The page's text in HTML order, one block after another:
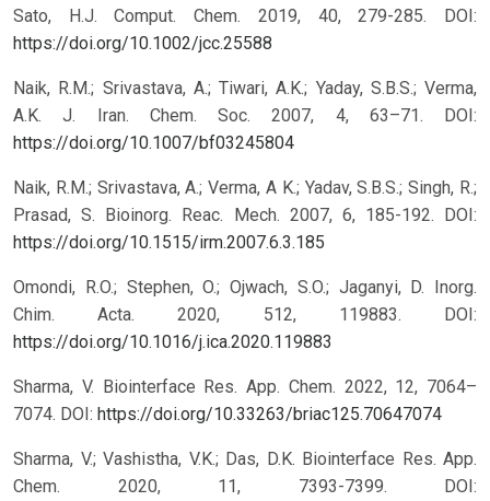
Sato, H.J. Comput. Chem. 2019, 40, 279-285. DOI:
https://doi.org/10.1002/jcc.25588
Naik, R.M.; Srivastava, A.; Tiwari, A.K.; Yaday, S.B.S.; Verma,
A.K. J. Iran. Chem. Soc. 2007, 4, 63–71. DOI:
https://doi.org/10.1007/bf03245804
Naik, R.M.; Srivastava, A.; Verma, A K.; Yadav, S.B.S.; Singh, R.;
Prasad, S. Bioinorg. Reac. Mech. 2007, 6, 185-192. DOI:
https://doi.org/10.1515/irm.2007.6.3.185
Omondi, R.O.; Stephen, O.; Ojwach, S.O.; Jaganyi, D. Inorg.
Chim. Acta. 2020, 512, 119883. DOI:
https://doi.org/10.1016/j.ica.2020.119883
Sharma, V. Biointerface Res. App. Chem. 2022, 12, 7064–
7074. DOI: https://doi.org/10.33263/briac125.70647074
Sharma, V.; Vashistha, V.K.; Das, D.K. Biointerface Res. App.
Chem. 2020, 11, 7393-7399. DOI: